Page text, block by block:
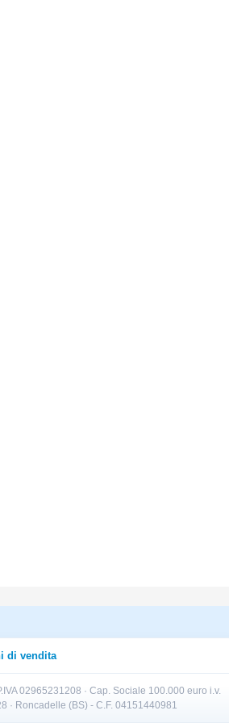
di vendita
02965231208 · Cap. Sociale 100.000 euro i.v.
· Roncadelle (BS) - C.F. 04151440981